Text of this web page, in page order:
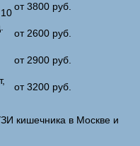
от 3800 руб.
от 2600 руб.
от 2900 руб.
от 3200 руб.
кишечника в Москве и